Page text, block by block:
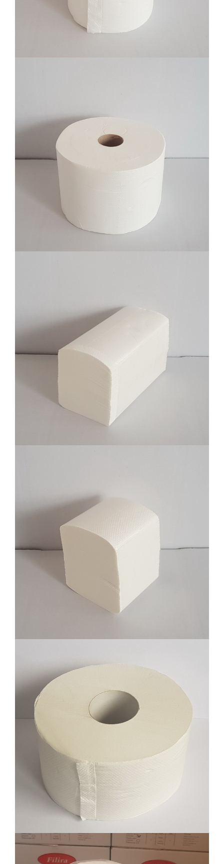
Toalet papir centralno, 2 sloja, celuloza,
Ubrus slagani, 2 sloja, 100% celuloza,
15x200 ili 20x200
Slagani toalet papir 200 listića 30x200 ili
40x200
Toalet papir maxi jumbo, 2 sloja, celuloza,